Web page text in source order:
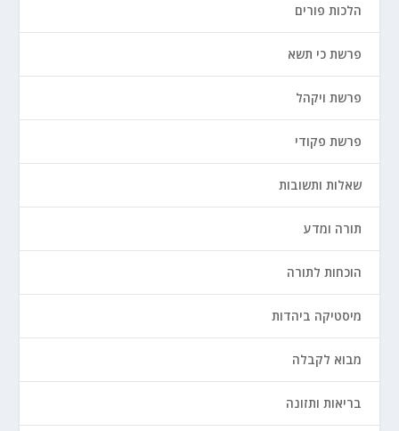
הלכות פורים
פרשת כי תשא
פרשת ויקהל
פרשת פקודי
שאלות ותשובות
תורה ומדע
הוכחות לתורה
מיסטיקה ביהדות
מבוא לקבלה
בריאות ותזונה